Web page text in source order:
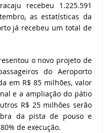
recebeu 1.225.591
as estatísticas da
já recebeu um total de
o novo projeto de
do Aeroporto
em R$ 85 milhões, valor
e a ampliação do pátio
R$ 25 milhões serão
da pista de pouso e
de execução.